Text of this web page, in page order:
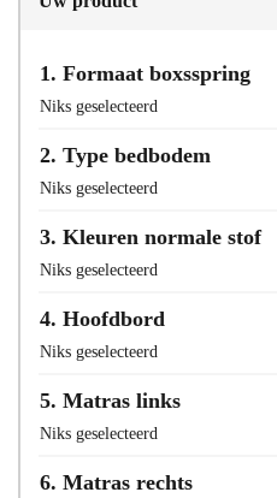
Bezoek onze showroom
1 Formaat boxsspring
Niks geselecteerd
2 Type bedbodem
Niks geselecteerd
3 Kleuren normale stof
Niks geselecteerd
4 Hoofdbord
Niks geselecteerd
5 Matras links
Niks geselecteerd
6 Matras rechts